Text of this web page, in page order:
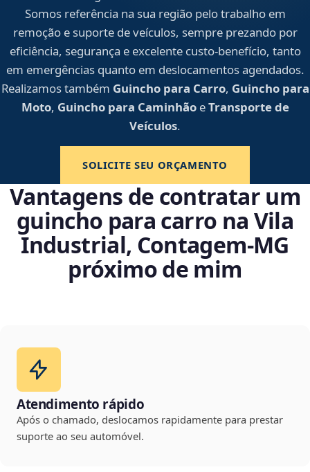
Somos referência na sua região pelo trabalho em
remoção e suporte de veículos, sempre prezando por
eficiência, segurança e excelente custo-benefício, tanto
em emergências quanto em deslocamentos agendados.
Realizamos também Guincho para Carro, Guincho para
Moto, Guincho para CaminhãoeTransporte de
Veículos.
SOLICITE SEU ORÇAMENTO
Vantagens de contratar um
guincho para carro na Vila
Industrial, Contagem‑MG
próximo de mim
Atendimento rápido
Após o chamado, deslocamos rapidamente para prestar
suporte ao seu automóvel.